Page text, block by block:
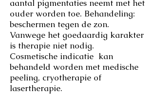
aantal pigmentaties neemt met het
ouder worden toe. Behandeling:
beschermen tegen de zon.
Vanwege het goedaardig karakter
is therapie niet nodig.
Cosmetische indicatie kan
behandeld worden met medische
peeling, cryotherapie of
lasertherapie.